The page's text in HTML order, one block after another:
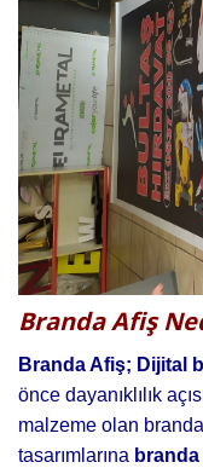
Branda Afiş
Branda Afiş; Dijital
önce dayanıklılık
malzeme olan
tasarımlarına